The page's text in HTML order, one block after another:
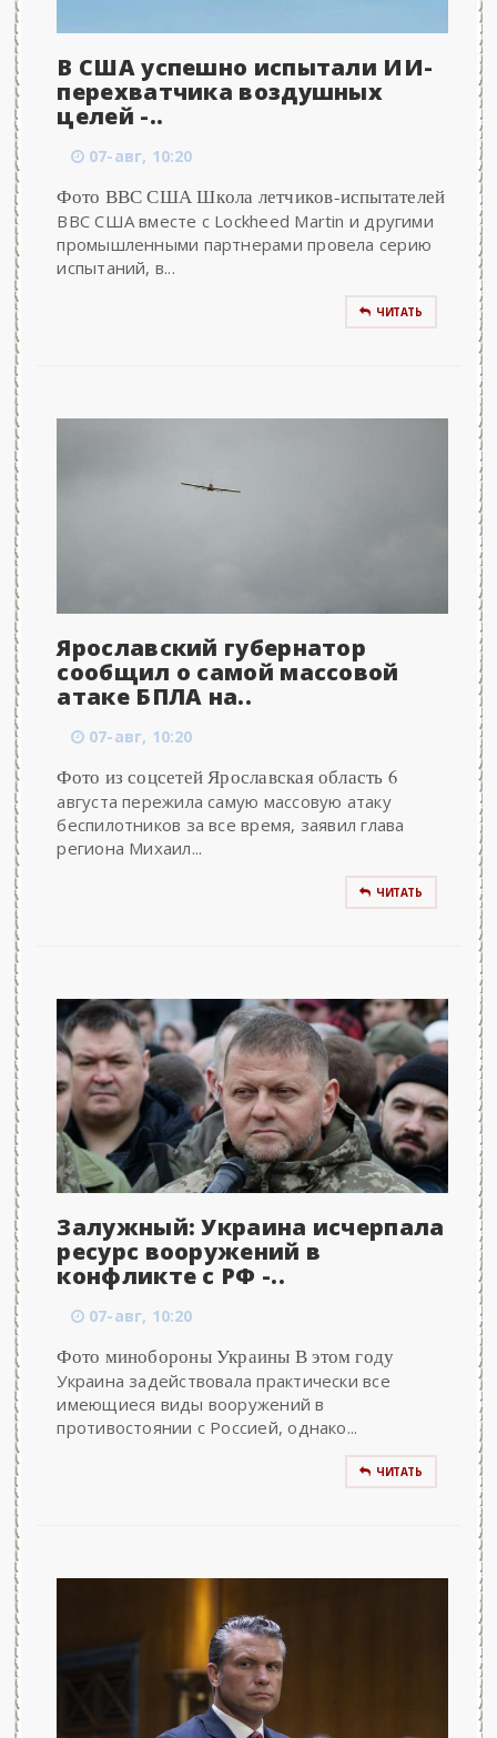
В США успешно испытали ИИ-
перехватчика воздушных
целей -..
07-авг, 10:20
Фото ВВС США Школа летчиков-испытателей
ВВС США вместе с Lockheed Martin и другими
промышленными партнерами провела серию
испытаний, в...
ЧИТАТЬ
Ярославский губернатор
сообщил о самой массовой
атаке БПЛА на..
07-авг, 10:20
Фото из соцсетей Ярославская область 6
августа пережила самую массовую атаку
беспилотников за все время, заявил глава
региона Михаил...
ЧИТАТЬ
Залужный: Украина исчерпала
ресурс вооружений в
конфликте с РФ -..
07-авг, 10:20
Фото минобороны Украины В этом году
Украина задействовала практически все
имеющиеся виды вооружений в
противостоянии с Россией, однако...
ЧИТАТЬ